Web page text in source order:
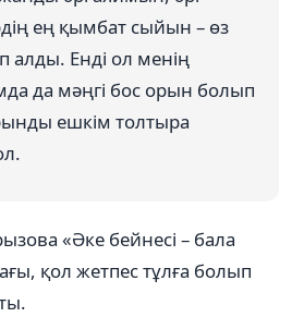
ең қымбат сыйын – өз
алды. Енді ол менің
да мәңгі бос орын болып
ешкім толтыра
«Әке бейнесі – бала
қол жетпес тұлға болып